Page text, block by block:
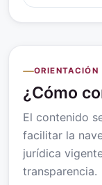
ORIENTACIÓN
¿Cómo
El contenido
facilitar la
jurídica
transparencia.